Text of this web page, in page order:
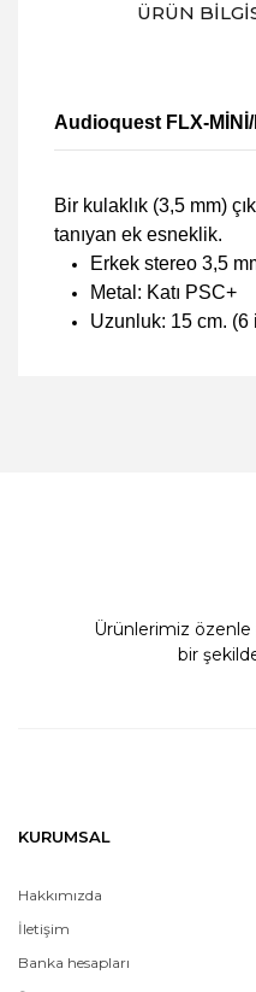
ÜRÜN
Audioquest FLX-
Bir kulaklık (3,5 mm)
tanıyan ek esneklik.
Erkek stereo 3,5
Metal: Katı PSC+
Uzunluk: 15 cm. (6
Ürünlerimiz
bir
KURUMSAL
Hakkımızda
İletişim
Banka hesapları